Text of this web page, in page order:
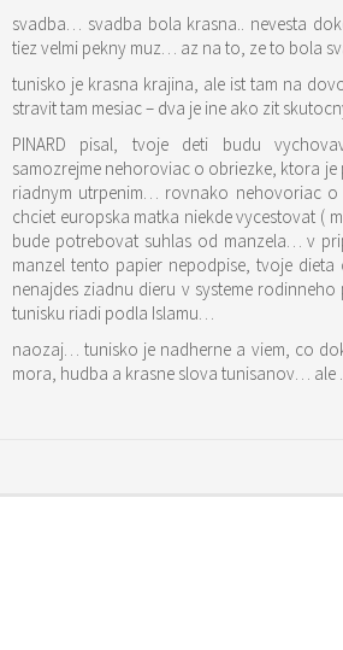
svadba… svadba bola krasna.. nevesta
tiez velmi pekny muz… az na to, ze to bola
tunisko je krasna krajina, ale ist tam na
stravit tam mesiac – dva je ine ako zit
PINARD pisal, tvoje deti budu
samozrejme nehoroviac o obriezke, ktora je
riadnym utrpenim… rovnako nehovoriac
chciet europska matka niekde vycestovat (
bude potrebovat suhlas od manzela… v
manzel tento papier nepodpise, tvoje
nenajdes ziadnu dieru v systeme
tunisku riadi podla Islamu…
naozaj… tunisko je nadherne a viem, co
mora, hudba a krasne slova tunisanov… ale